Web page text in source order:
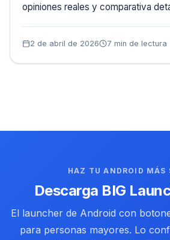
opiniones reales y comparativa
2 de abril de 2026 7 min de lectura
HAZ TU ANDROID MÁS
Descarga BIG
El launcher de Android con
para personas mayores. Lo